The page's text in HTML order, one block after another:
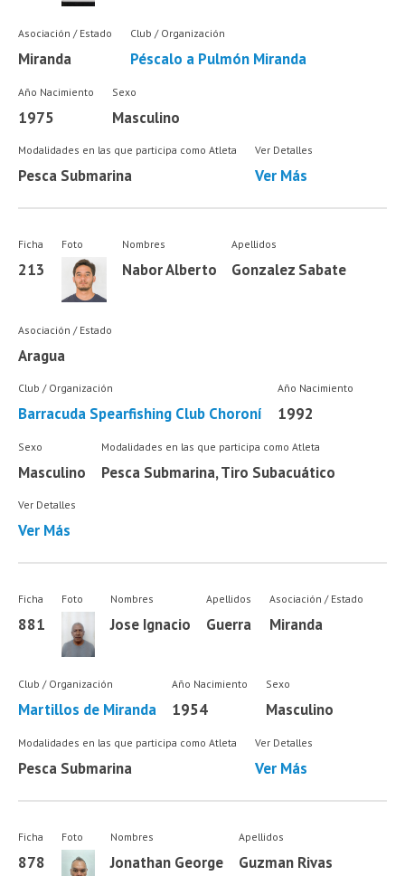
Asociación / Estado
Miranda
Club / Organización
Péscalo a Pulmón Miranda
Año Nacimiento
1975
Sexo
Masculino
Modalidades en las que participa como Atleta
Pesca Submarina
Ver Detalles
Ver Más
Ficha
213
Foto Nombres
Nabor Alberto
Apellidos
Gonzalez Sabate
Asociación / Estado
Aragua
Club / Organización
Barracuda Spearfishing Club Choroní
Año Nacimiento
1992
Sexo
Masculino
Modalidades en las que participa como Atleta
Pesca Submarina, Tiro Subacuático
Ver Detalles
Ver Más
Ficha
881
Foto Nombres
Jose Ignacio
Apellidos
Guerra
Asociación / Estado
Miranda
Club / Organización
Martillos de Miranda
Año Nacimiento
1954
Sexo
Masculino
Modalidades en las que participa como Atleta
Pesca Submarina
Ver Detalles
Ver Más
Ficha
878
Foto Nombres
Jonathan George
Apellidos
Guzman Rivas